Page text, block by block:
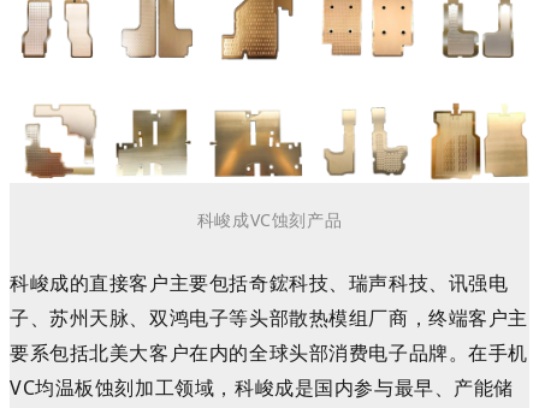
科峻成VC蚀刻产品
科峻成的直接客户主要包括奇鋐科技、瑞声科技、讯强电
子、苏州天脉、双鸿电子等头部散热模组厂商，终端客户主
要系包括北美大客户在内的全球头部消费电子品牌。在手机
VC均温板蚀刻加工领域，科峻成是国内参与最早、产能储